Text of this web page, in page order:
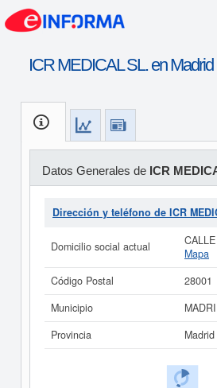
ICR MEDICAL SL. en Madrid
Datos Generales de ICR
Dirección y teléfono de ICR
Domicilio social actual
Mapa
Código Postal
28001
Municipio
Provincia
Madrid